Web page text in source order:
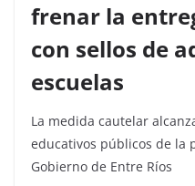
frenar la
con sellos de
escuelas
La medida cautelar
educativos públicos de la
Gobierno de Entre Ríos